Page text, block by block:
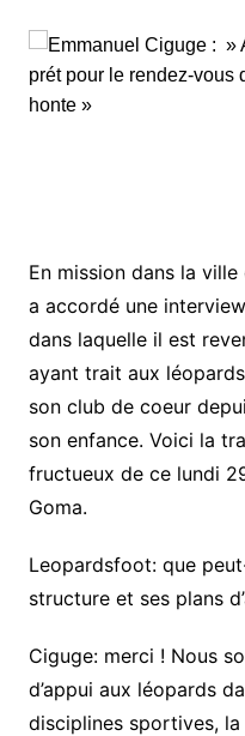
En mission dans la
a accordé une
dans laquelle il est
ayant trait aux
son club de coeur
son enfance. Voici la
fructueux de ce lundi
Goma.
Leopardsfoot: que
structure et ses plans
Ciguge: merci ! Nous
d’appui aux léopards
disciplines sportives,